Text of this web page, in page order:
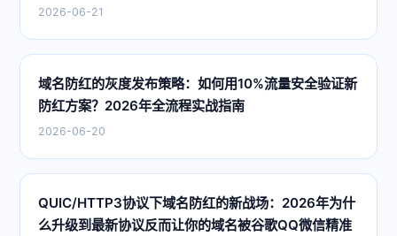
2026-06-21
域名防红的灰度发布策略：如何用10%流量安全验证新
防红方案？2026年全流程实战指南
2026-06-20
QUIC/HTTP3协议下域名防红的新战场：2026年为什
么升级到最新协议反而让你的域名被谷歌QQ微信精准